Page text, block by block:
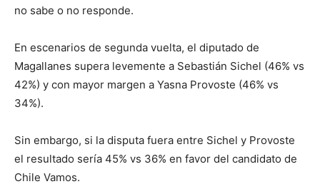
no sabe o no responde.
En escenarios de segunda vuelta, el diputado de
Magallanes supera levemente a Sebastián Sichel (46% vs
42%) y con mayor margen a Yasna Provoste (46% vs
34%).
Sin embargo, si la disputa fuera entre Sichel y Provoste
el resultado sería 45% vs 36% en favor del candidato de
Chile Vamos.